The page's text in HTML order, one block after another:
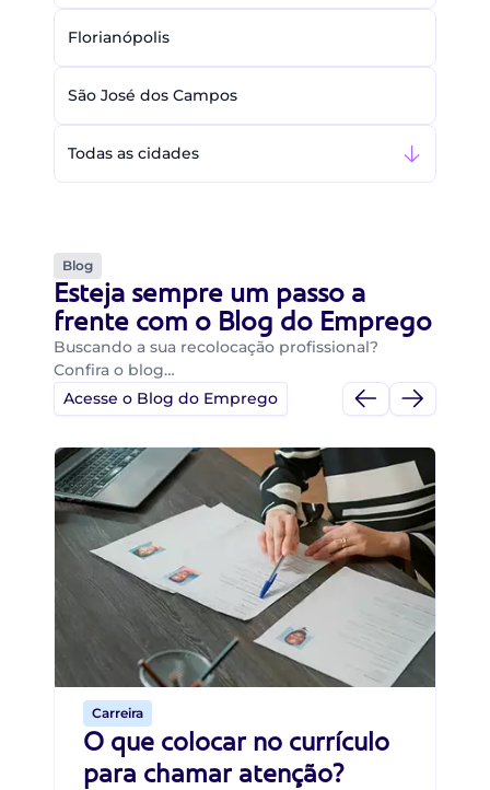
Florianópolis
São José dos Campos
Todas as cidades
Blog
Esteja sempre um passo a
frente com o Blog do Emprego
Buscando a sua recolocação profissional?
Confira o blog…
Acesse o Blog do Emprego
Carreira
O que colocar no currículo
para chamar atenção?